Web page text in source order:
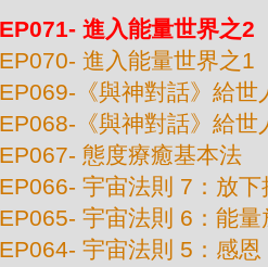
進入能量世界之2
進入能量世界之1
《與神對話》給
《與神對話》給
態度療癒基本法
宇宙法則 7：放下
宇宙法則 6：能量
宇宙法則 5：感恩